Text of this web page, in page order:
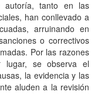
autoría, tanto en las
han conllevado a
arruinando en
o correctivos
Por las razones
lugar, se observa el
la evidencia y las
aluden a la revisión